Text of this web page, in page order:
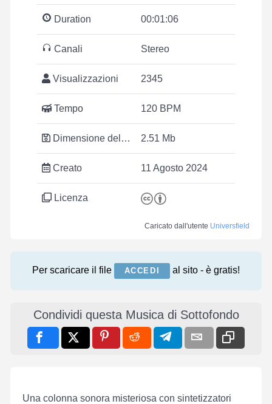
Duration 00:01:06
Canali Stereo
Visualizzazioni 2345
Tempo 120 BPM
Dimensione del file 2.51 Mb
Creato 11 Agosto 2024
Licenza
Caricato dall'utente Universfield
Per scaricare il file ACCEDI al sito - è gratis!
Condividi questa Musica di Sottofondo
Una colonna sonora misteriosa con sintetizzatori